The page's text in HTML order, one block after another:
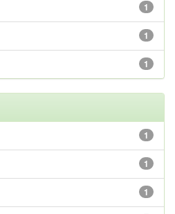
1
1
1
1
1
1